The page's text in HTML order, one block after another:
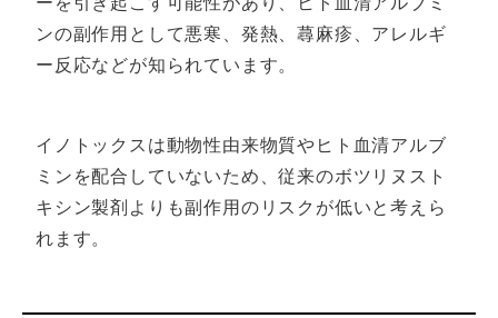
ンの副作用として悪寒、発熱、蕁麻疹、アレルギ
ー反応などが知られています。
イノトックスは動物性由来物質やヒト血清アルブ
ミンを配合していないため、従来のボツリヌスト
キシン製剤よりも副作用のリスクが低いと考えら
れます。